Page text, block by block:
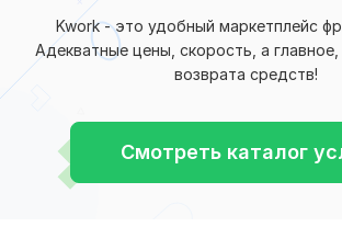
Kwork - это удобный маркетплейс
Адекватные цены, скорость, а главное,
возврата средств!
Смотреть каталог